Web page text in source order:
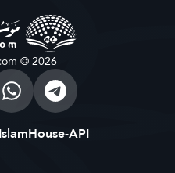
© 2026
API